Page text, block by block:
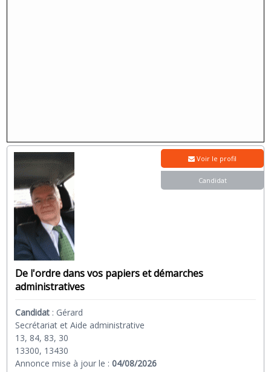
De l'ordre dans vos papiers et démarches
administratives
Candidat : Gérard
Secrétariat et Aide administrative
13, 84, 83, 30
13300, 13430
Annonce mise à jour le :04/08/2026
Voir le profil
Candidat